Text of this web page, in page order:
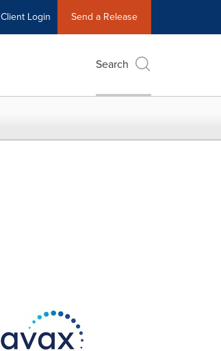
Client Login Send a Release
Search